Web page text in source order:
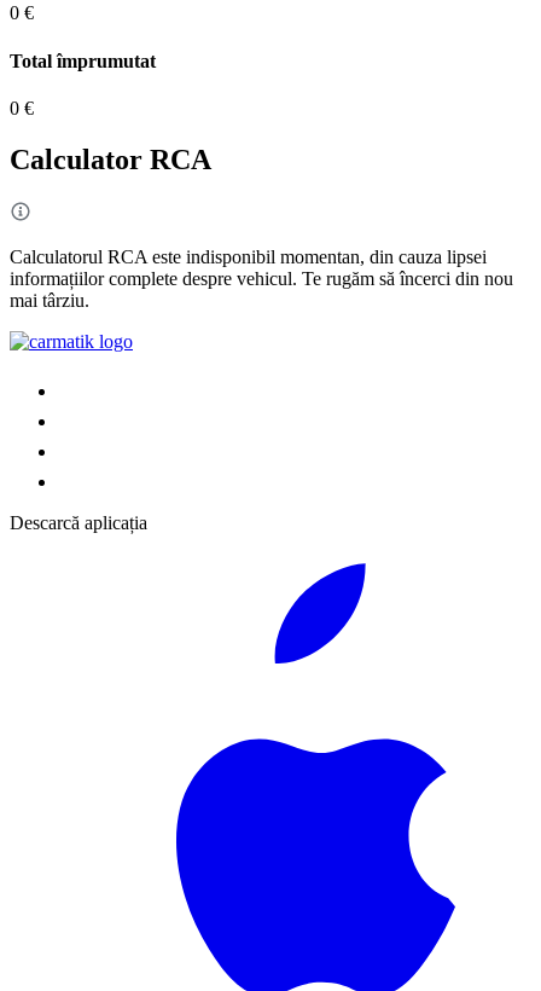
0 €
Total împrumutat
0 €
Calculator RCA
Calculatorul RCA este indisponibil momentan, din cauza lipsei
informațiilor complete despre vehicul. Te rugăm să încerci din nou
mai târziu.
Descarcă aplicația